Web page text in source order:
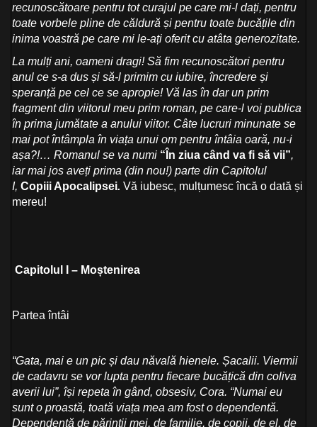
recunoscătoare pentru tot curajul pe care mi-l dați, pentru
toate vorbele pline de căldură și pentru toate bucățile din
inima voastră pe care mi le-ați oferit cu atâta generozitate.
La mulți ani, oameni dragi! Să fim recunoscători pentru
anul ce s-a dus și să-l primim cu iubire, încredere și
speranță pe cel ce se apropie! Vă las în dar un prim
fragment din viitorul meu prim roman, pe care-l voi publica
în prima jumătate a anului viitor. Câte lucruri minunate se
mai pot întâmpla în viața unui om pentru întâia oară, nu-i
așa?!… Romanul se va numi “În ziua când va fi să vii”,
iar mai jos aveți prima (din nou!) parte din Capitolul
I, Copiii Apocalipsei. Vă iubesc, mulțumesc încă o dată și
mereu!
Capitolul I – Moștenirea
Partea întâi
“Gata, mai e un pic și dau năvală hienele. Șacalii. Viermii
de cadavru se vor lupta pentru fiecare bucățică din coliva
averii lui”, își repeta în gând, obsesiv, Cora. “Numai eu
sunt o proastă, toată viața mea am fost o dependentă.
Dependentă de părinții mei, de familie, de copii, de el, de